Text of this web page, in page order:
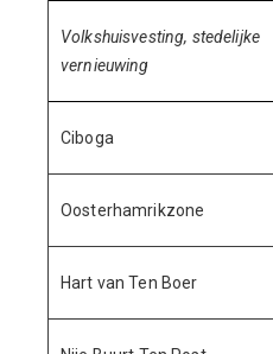
Volkshuisvesting, stedelijke
vernieuwing
Ciboga
Oosterhamrikzone
Hart van Ten Boer